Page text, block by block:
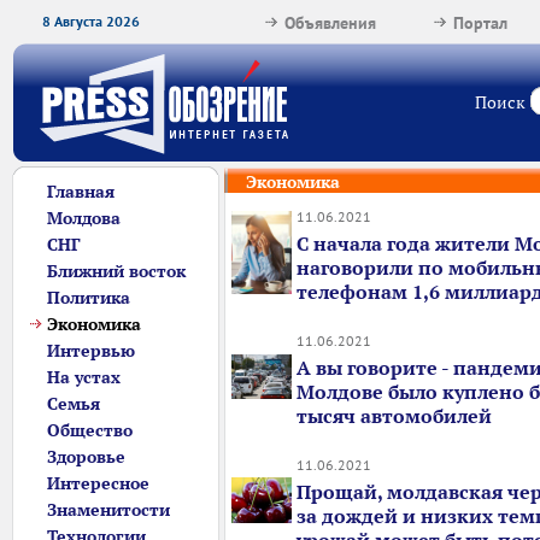
8 Августа 2026 Портал
Объявления
Поиск
Главная
Молдова
СНГ
Ближний восток
Политика
Экономика
Интервью
На устах
Семья
Общество
Здоровье
Интересное
Знаменитости
Экономика
11.06.2021
С начала года жители
наговорили по
телефонам 1,6
11.06.2021
А вы говорите -
Молдове было куплено
тысяч автомобилей
11.06.2021
Прощай, молдавская
за дождей и низких